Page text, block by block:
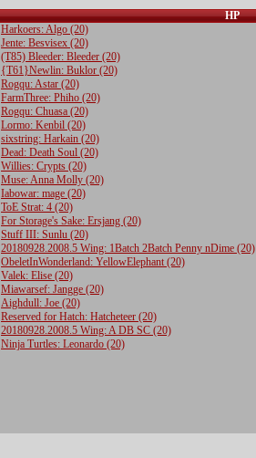
HP
Harkoers: Algo (20)
Jente: Besvisex (20)
(T85) Bleeder: Bleeder (20)
{T61}Newlin: Buklor (20)
Rogqu: Astar (20)
FarmThree: Phiho (20)
Rogqu: Chuasa (20)
Lormo: Kenbil (20)
sixstring: Harkain (20)
Dead: Death Soul (20)
Willies: Crypts (20)
Muse: Anna Molly (20)
Iabowar: mage (20)
ToE Strat: 4 (20)
For Storage's Sake: Ersjang (20)
Stuff III: Sunlu (20)
20180928.2008.5 Wing: 1Batch 2Batch Penny nDime (20)
ObeletInWonderland: YellowElephant (20)
Valek: Elise (20)
Miawarsef: Jangge (20)
Aighdull: Joe (20)
Reserved for Hatch: Hatcheteer (20)
20180928.2008.5 Wing: A DB SC (20)
Ninja Turtles: Leonardo (20)